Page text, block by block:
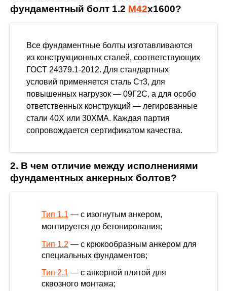
фундаментный болт 1.2 М42х1600?
Все фундаментные болты изготавливаются
из конструкционных сталей, соответствующих
ГОСТ 24379.1-2012. Для стандартных
условий применяется сталь Ст3, для
повышенных нагрузок — 09Г2С, а для особо
ответственных конструкций — легированные
стали 40Х или 30ХМА. Каждая партия
сопровождается сертификатом качества.
2. В чем отличие между исполнениями
фундаментных анкерных болтов?
Тип 1.1 — с изогнутым анкером,
монтируется до бетонирования;
Тип 1.2 — с крюкообразным анкером для
специальных фундаментов;
Тип 2.1 — с анкерной плитой для
сквозного монтажа;